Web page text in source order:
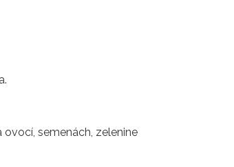
ovocí, semenách, zelenine